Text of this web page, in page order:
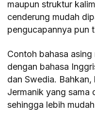
maupun struktur
cenderung mudah
pengucapannya pun
Contoh bahasa
dengan bahasa
dan Swedia.
Jermanik yang sama
sehingga lebih